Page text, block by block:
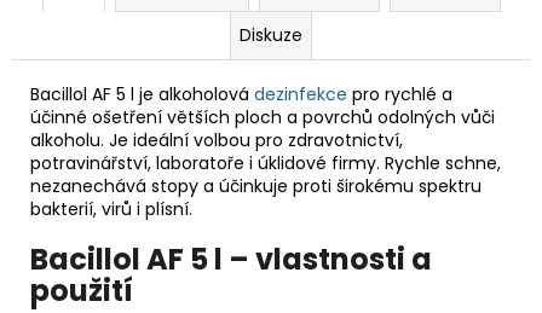
Diskuze
Bacillol AF 5 l je alkoholová dezinfekce pro rychlé a
účinné ošetření větších ploch a povrchů odolných vůči
alkoholu. Je ideální volbou pro zdravotnictví,
potravinářství, laboratoře i úklidové firmy. Rychle schne,
nezanechává stopy a účinkuje proti širokému spektru
bakterií, virů i plísní.
Bacillol AF 5 l – vlastnosti a
použití